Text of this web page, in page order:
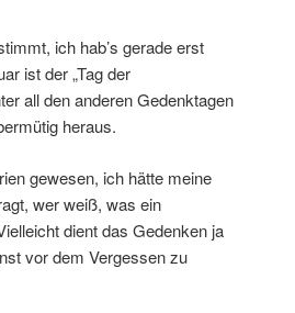
ich hab’s gerade erst
ist der „Tag der
all den anderen Gedenktagen
heraus.
gewesen, ich hätte meine
wer weiß, was ein
dient das Gedenken ja
vor dem Vergessen zu